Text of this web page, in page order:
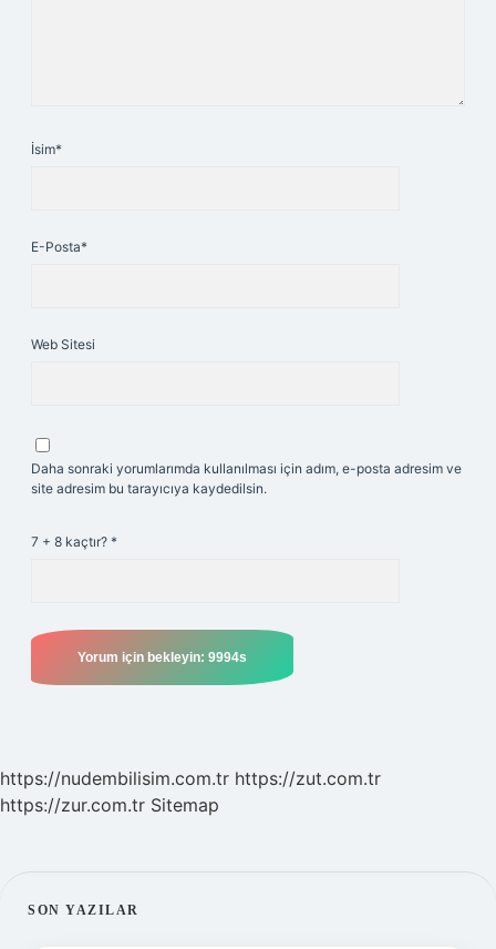
İsim*
E-Posta*
Web Sitesi
Daha sonraki yorumlarımda kullanılması için adım, e-posta adresim ve
site adresim bu tarayıcıya kaydedilsin.
7 + 8 kaçtır? *
https://nudembilisim.com.tr https://zut.com.tr
https://zur.com.tr Sitemap
SIDEBAR
SON YAZILAR